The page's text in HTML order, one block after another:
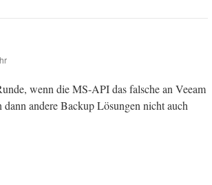
wenn die MS-API das falsche an Veeam
dann andere Backup Lösungen nicht auch